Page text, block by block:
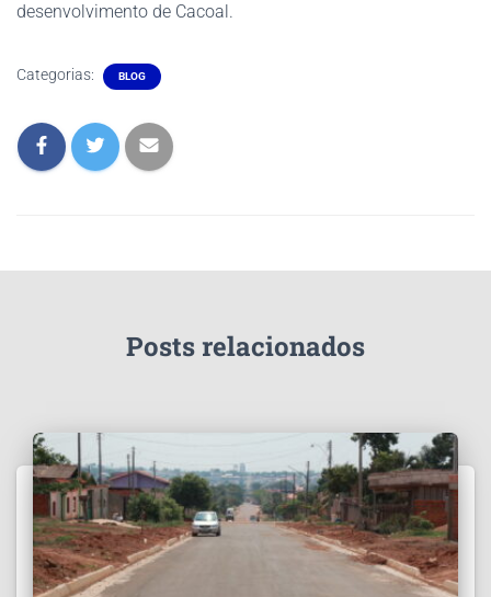
desenvolvimento de Cacoal.
Categorias: BLOG
Posts relacionados